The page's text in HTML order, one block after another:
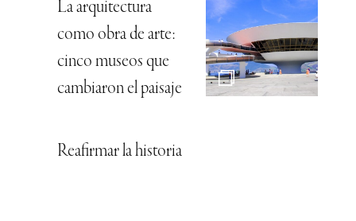
La arquitectura
como obra de arte:
cinco museos que
cambiaron el paisaje
Reafirmar la historia